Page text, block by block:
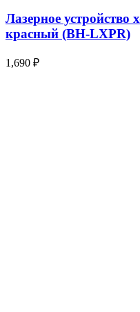
Лазерное устройство
красный (BH-LXPR)
1,690 ₽